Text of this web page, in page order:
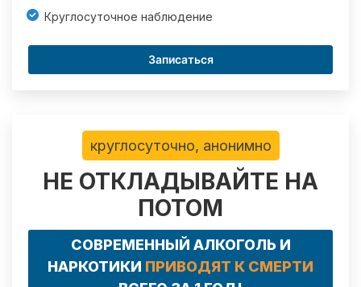
Круглосуточное наблюдение
Записаться
круглосуточно, анонимно
НЕ ОТКЛАДЫВАЙТЕ НА
ПОТОМ
СОВРЕМЕННЫЙ АЛКОГОЛЬ И
НАРКОТИКИ ПРИВОДЯТ К СМЕРТИ